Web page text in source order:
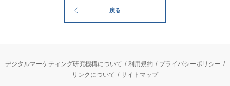
戻る
デジタルマーケティング研究機構について 利用規約
プライバシーポリシー
リンクについて
サイトマップ